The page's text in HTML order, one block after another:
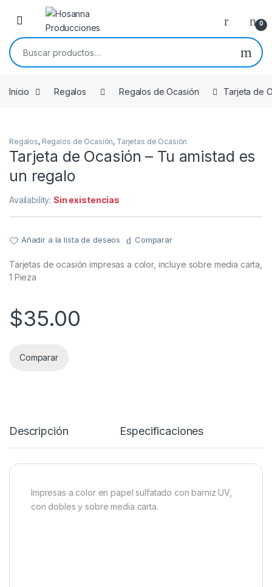
Skip to navigation
Skip to content
0
Buscar por:
Inicio Regalos Regalos de Ocasión Tarjeta de
Regalos, Regalos de Ocasión, Tarjetas de Ocasión
Tarjeta de Ocasión – Tu amistad es
un regalo
Availability:Sin existencias
Añadir a la lista de deseos Comparar
Tarjetas de ocasión impresas a color, incluye sobre media carta,
1 Pieza
$35.00
Comparar
Descripción Especificaciones
Impresas a color en papel sulfatado con barniz UV,
con dobles y sobre media carta.